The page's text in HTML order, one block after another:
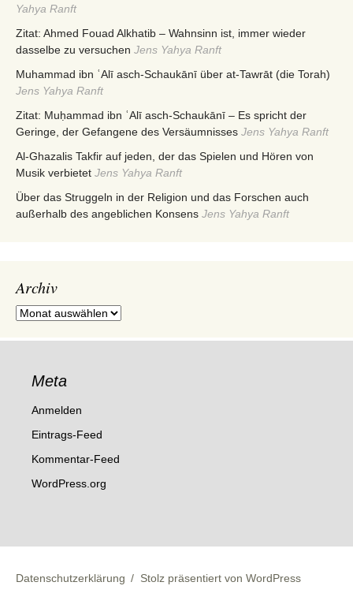
Yahya Ranft
Zitat: Ahmed Fouad Alkhatib – Wahnsinn ist, immer wieder
dasselbe zu versuchen Jens Yahya Ranft
Muhammad ibn ʿAlī asch-Schaukānī über at-Tawrāt (die Torah)
Jens Yahya Ranft
Zitat: Muḥammad ibn ʿAlī asch-Schaukānī – Es spricht der
Geringe, der Gefangene des Versäumnisses Jens Yahya Ranft
Al-Ghazalis Takfir auf jeden, der das Spielen und Hören von
Musik verbietet Jens Yahya Ranft
Über das Struggeln in der Religion und das Forschen auch
außerhalb des angeblichen Konsens Jens Yahya Ranft
Archiv
Archiv
Meta
Anmelden
Eintrags-Feed
Kommentar-Feed
WordPress.org
Datenschutzerklärung Stolz präsentiert von WordPress